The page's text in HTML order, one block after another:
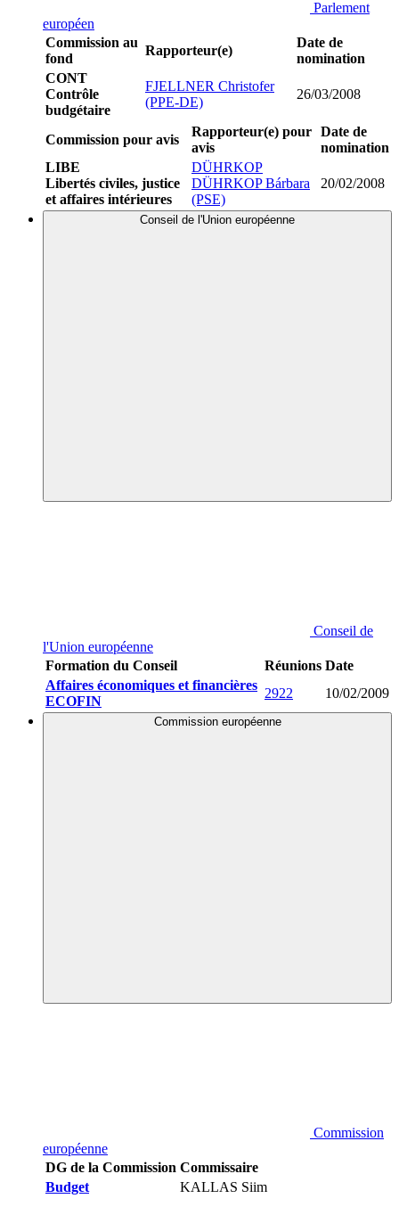
Parlement
européen
Commission au
fond
Rapporteur(e)
Date de
nomination
CONT
Contrôle
budgétaire
FJELLNER Christofer
(PPE-DE)
26/03/2008
Commission pour avis
Rapporteur(e) pour
avis
Date de
nomination
LIBE
Libertés civiles, justice
et affaires intérieures
DÜHRKOP
DÜHRKOP Bárbara
(PSE)
20/02/2008
Conseil de l'Union européenne
Conseil de
l'Union européenne
Formation du Conseil
Réunions Date
Affaires économiques et financières
ECOFIN
2922 10/02/2009
Commission européenne
Commission
européenne
DG de la Commission Commissaire
Budget
KALLAS Siim